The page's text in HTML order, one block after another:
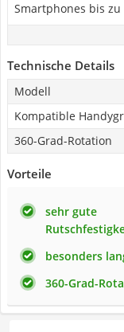
Smartphones bis zu
Technische Details
Modell
Kompatible
360-Grad-Rotation
Vorteile
sehr gute
besonders
360-Grad-